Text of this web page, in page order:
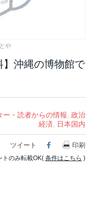
や
】沖縄の博物館で
ー・読者からの情報, 政治
経済, 日本国内
ツイート Facebook
印刷
トのみ転載OK( 条件はこちら )